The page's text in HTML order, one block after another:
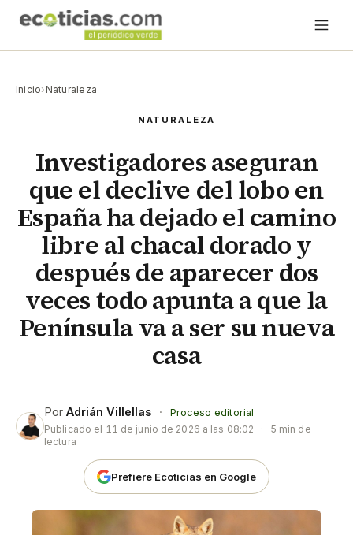
Inicio› Naturaleza
NATURALEZA
Investigadores aseguran
que el declive del lobo en
España ha dejado el camino
libre al chacal dorado y
después de aparecer dos
veces todo apunta a que la
Península va a ser su nueva
casa
Por Adrián Villellas ·
Proceso editorial
Publicado el 11 de junio de 2026 a las 08:02 ·
5 min de
lectura
Prefiere Ecoticias en Google